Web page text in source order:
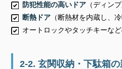
防犯性能の高いドア（ディン
断熱ドア（断熱材を内蔵し、
オートロックやタッチキーな
2-2. 玄関収納・下駄箱